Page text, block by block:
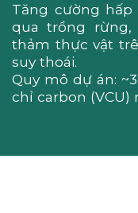
Tăng cường
qua trồng
thảm thực vật
suy thoái.
Quy mô dự án:
chỉ carbon (VCU)